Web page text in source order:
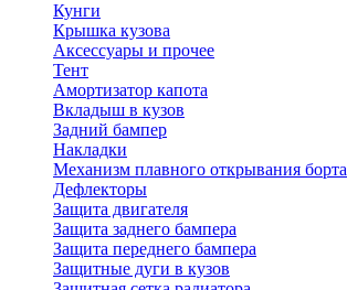
Кунги
Крышка кузова
Аксессуары и прочее
Тент
Амортизатор капота
Вкладыш в кузов
Задний бампер
Накладки
Механизм плавного открывания борта
Дефлекторы
Защита двигателя
Защита заднего бампера
Защита переднего бампера
Защитные дуги в кузов